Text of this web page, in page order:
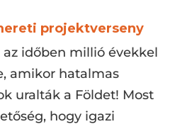
projektverseny
az időben millió évekkel
amikor hatalmas
uralták a Földet! Most
hogy igazi